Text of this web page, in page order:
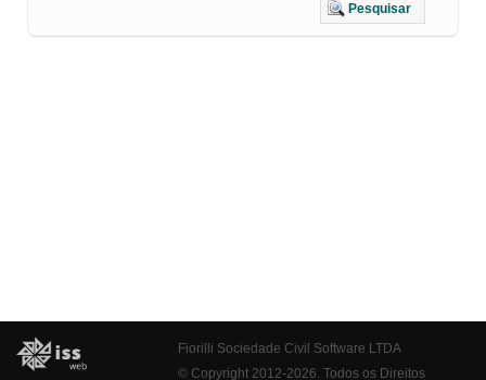
Pesquisar
Fiorilli Sociedade Civil Software LTDA
© Copyright 2012-2026. Todos os Direitos